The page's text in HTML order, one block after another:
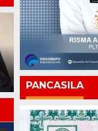
Polri vs
Penegak
Bongkar, Siapa
Mengawasi?
PANCASILA